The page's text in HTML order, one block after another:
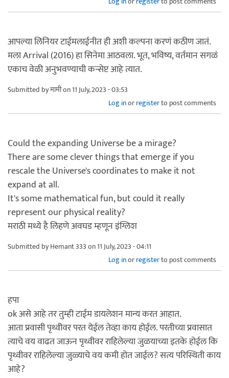
आपल्या लिनियर टाईमलाईनीत ही अशी कल्पना करणं कठीण जातं.
मला Arrival (2016) हा सिनेमा आठवला. भूत, भविष्य, वर्तमान सगळं
एकाच वेळी अनुभवण्याची कन्सेप्ट आहे त्यात.
Submitted byमामीon 11 July, 2023 - 03:53
Log inorregisterto post comments
Could the expanding Universe be a mirage?
There are some clever things that emerge if you
rescale the Universe's coordinates to make it not
expand at all.
It's some mathematical fun, but could it really
represent our physical reality?
मराठी मध्ये है लिहणे अवघड म्हणून इंग्लिश
Submitted byHemant 333on 11 July, 2023 - 04:11
Log inorregisterto post comments
हपा
ok असे आहे तर तुम्ही टाईम डायलेशन मान्य करत आहात.
आता प्रवासी पृथ्वीवर परत येईल तेव्हा काय होईल. परतीच्या प्रवासात
त्याचे वय वाढत जाऊन पृथ्वीवर राहिलेल्या जुळयाच्या इतके होईल कि
पृथ्वीवर राहिलेल्या जुळ्याचे वय कमी होत जाईल? सत्य परिस्थिती काय
आहे?